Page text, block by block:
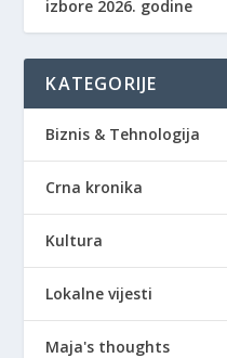
izbore 2026. godine
KATEGORIJE
Biznis & Tehnologija
Crna kronika
Kultura
Lokalne vijesti
Maja's thoughts